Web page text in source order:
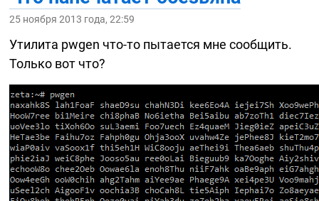
25 ноября 2013 года, 22:59
Утилита pwgenчто-то пытается мне сообщить.
Только вот что?